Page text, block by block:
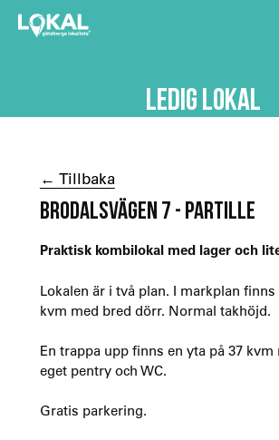
LEDIG LOKAL
← Tillbaka
BRODALSVÄGEN 7 - PARTILLE
Praktisk kombilokal med lager och
Lokalen är i två plan. I markplan finns
kvm med bred dörr. Normal takhöjd.
En trappa upp finns en yta på 37
eget pentry och WC.
Gratis parkering.